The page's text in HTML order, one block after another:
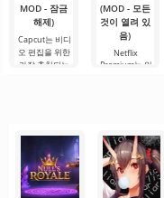
MOD - 잠금
해제)
Capcut는 비디
오 편집을 위한
가장 추천되는
장합니다. 많은
사용자에게 무
료 버전은 모든
편집 요구를
(MOD - 모든
것이 열려 있
음)
Netflix
Premium는 안
있는 서비스 중
하나입니다. 이
곳에는 최신 미
디어 제품뿐만
아니라